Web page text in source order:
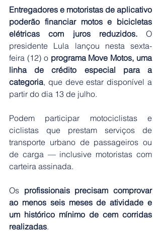
Entregadores e motoristas de aplicativo
poderão financiar motos e bicicletas
elétricas com juros reduzidos. O
presidente Lula lançou nesta sexta-
feira (12) o programa Move Motos, uma
linha de crédito especial para a
categoria, que deve estar disponível a
partir do dia 13 de julho.
Podem participar motociclistas e
ciclistas que prestam serviços de
transporte urbano de passageiros ou
de carga — inclusive motoristas com
carteira assinada.
Os profissionais precisam comprovar
ao menos seis meses de atividade e
um histórico mínimo de cem corridas
realizadas.